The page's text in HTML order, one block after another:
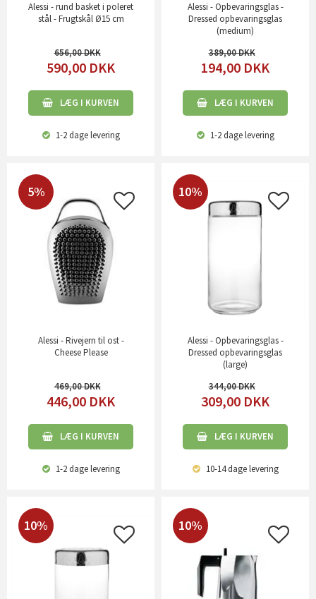
Alessi - rund basket i poleret
stål - Frugtskål Ø15 cm
656,00
590,00 DKK
LÆG I KURVEN
1-2 dagelevering
Alessi - Opbevaringsglas -
Dressed opbevaringsglas
(medium)
389,00
194,00 DKK
LÆG I KURVEN
1-2 dagelevering
5%
Alessi - Rivejern til ost -
Cheese Please
469,00
446,00 DKK
LÆG I KURVEN
1-2 dagelevering
10%
Alessi - Opbevaringsglas -
Dressed opbevaringsglas
(large)
344,00
309,00 DKK
LÆG I KURVEN
10-14 dagelevering
10% 10%